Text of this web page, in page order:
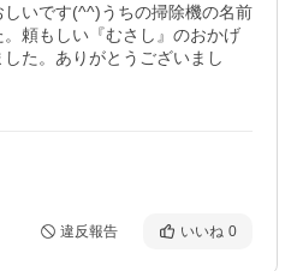
いです(^^)うちの掃除機の名前
頼もしい『むさし』のおかげ
た。ありがとうございまし
違反報告 いいね 0